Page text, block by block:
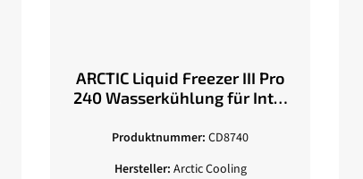
ARCTIC Liquid Freezer III Pro
240 Wasserkühlung für Intel
2x120mm Lüfter
Produktnummer: CD8740
Hersteller: Arctic Cooling